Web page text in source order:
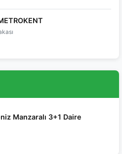
Manzaralı 3+1 Daire